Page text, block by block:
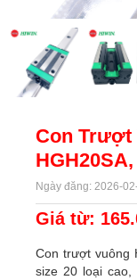
Con Trượt
Ngày đăng: 2026-
Giá từ:
Con trượt vuông
size 20 loại